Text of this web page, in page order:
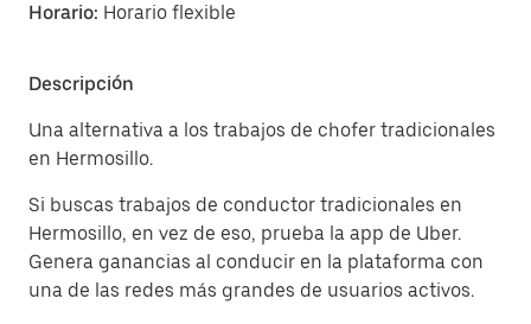
Horario: Horario flexible
Descripción
Una alternativa a los trabajos de chofer tradicionales
en Hermosillo.
Si buscas trabajos de conductor tradicionales en
Hermosillo, en vez de eso, prueba la app de Uber.
Genera ganancias al conducir en la plataforma con
una de las redes más grandes de usuarios activos.